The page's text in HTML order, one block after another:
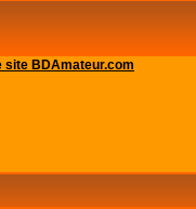
site BDAmateur.com